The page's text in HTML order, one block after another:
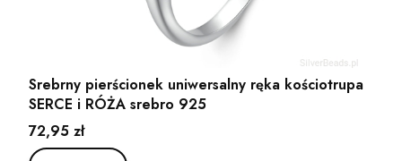
Srebrny pierścionek uniwersalny ręka kościotrupa
SERCE i RÓŻA srebro 925
Cena
72,95 zł